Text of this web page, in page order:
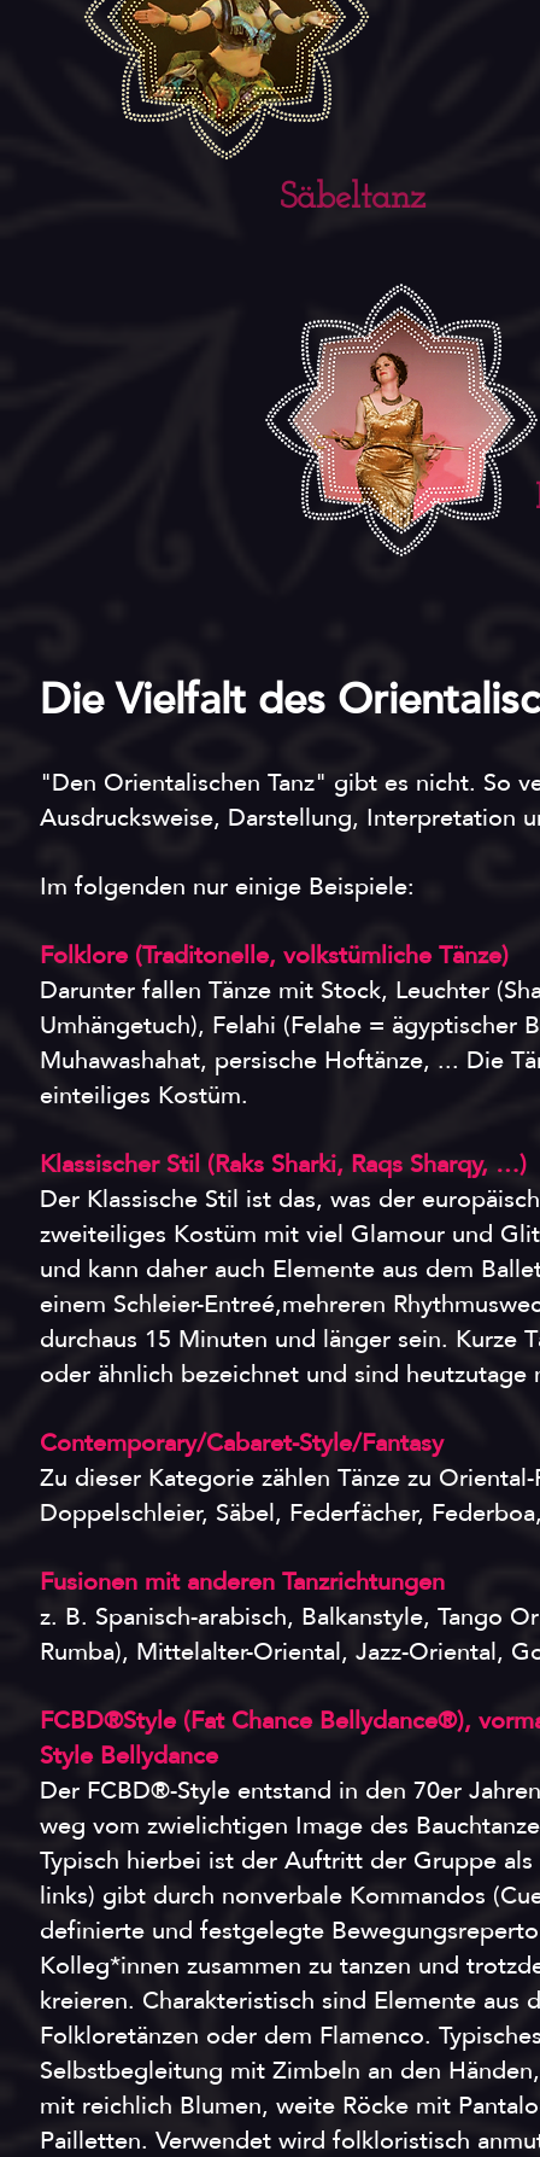
Säbeltanz
Die Vielfalt des
"Den Orientalischen Tanz" gibt es nicht. So
Ausdrucksweise, Darstellung, Interpretation
Im folgenden nur einige Beispiele:
Folklore (Traditonelle, volkstümliche Tänze)
Darunter fallen Tänze mit Stock, Leuchter
Umhängetuch), Felahi (Felahe = ägyptischer
Muhawashahat, persische Hoftänze, ... Die
einteiliges Kostüm.
Klassischer Stil (Raks Sharki, Raqs Sharqy, …)
Der Klassische Stil ist das, was der
zweiteiliges Kostüm mit viel Glamour und
und kann daher auch Elemente aus dem
einem Schleier-Entreé,mehreren
durchaus 15 Minuten und länger sein. Kurze
oder ähnlich bezeichnet und sind
Contemporary/Cabaret-Style/Fantasy
Zu dieser Kategorie zählen Tänze zu
Doppelschleier, Säbel, Federfächer,
Fusionen mit anderen Tanzrichtungen
z. B. Spanisch-arabisch, Balkanstyle, Tango
Rumba), Mittelalter-Oriental, Jazz-Oriental,
FCBD®Style (Fat Chance Bellydance®),
Style Bellydance
Der FCBD®-Style entstand in den 70er
weg vom zwielichtigen Image des
Typisch hierbei ist der Auftritt der Gruppe
links) gibt durch nonverbale Kommandos
definierte und festgelegte
Kolleg*innen zusammen zu tanzen und
kreieren. Charakteristisch sind Elemente aus
Folkloretänzen oder dem Flamenco.
Selbstbegleitung mit Zimbeln an den
mit reichlich Blumen, weite Röcke mit
Pailletten. Verwendet wird folkloristisch